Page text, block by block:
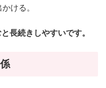
ける。
長続きしやすいです。